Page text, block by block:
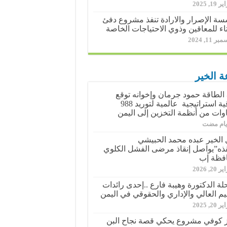
2025
الإصرار والارادة تنفذ مشروع دفئ
للمعاقين وذوي الاحتياجات الخاصة
11, 2024
الخير
حمود جرمان وإخوانه توقع
اتفاقية استراتيجية عالمية لتوريد 988
من أنظمة التخزين إلى اليمن
عبده محمد الحبيشي
إنقاذ مرضى الفشل الكلوي
إب
2026
الدكتورة وهيبة فارع ..إحدى رائدات
العالي والإداري والحقوقي في اليمن
2025
كوفي مشروع يحكي قصة نجاح البن